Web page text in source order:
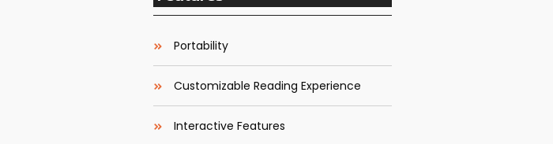
Portability
Customizable Reading Experience
Interactive Features